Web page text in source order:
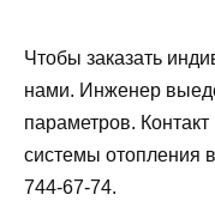
Чтобы заказать
нами. Инженер
параметров.
системы отопления
744-67-74.